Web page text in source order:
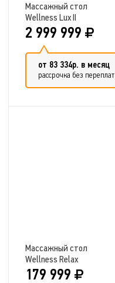
Массажный стол
Wellness Lux II
2 999 999
от 83 334р. в месяц
рассрочка без переплат
Массажный стол
Wellness Relax
179 999